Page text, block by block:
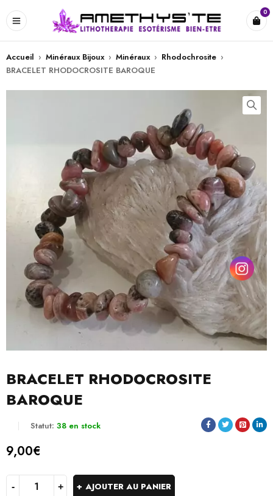
0
Accueil › Minéraux Bijoux › Minéraux › Rhodochrosite ›
BRACELET RHODOCROSITE BAROQUE
BRACELET RHODOCROSITE
BAROQUE
Statut: 38 en stock
9,00€
AJOUTER AU PANIER